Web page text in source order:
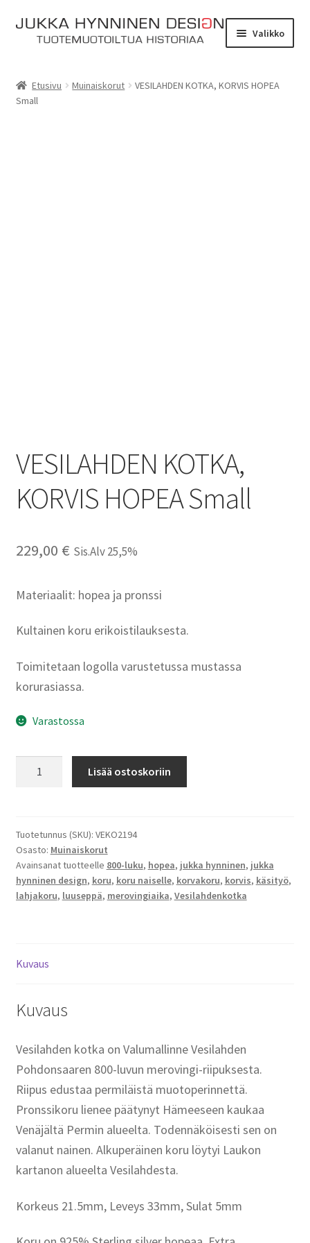
Siirry
navigointiin
Siirry
sisältöön
Valikko
Tarinat
Etusivu Muinaiskorut
VESILAHDEN KOTKA, KORVIS HOPEA
Small
VESILAHDEN KOTKA,
KORVIS HOPEA Small
229,00 € Sis.Alv 25,5%
Materiaalit: hopea ja pronssi
Kultainen koru erikoistilauksesta.
Toimitetaan logolla varustetussa mustassa
korurasiassa.
Varastossa
Small
määrä
Lisää ostoskoriin
Tuotetunnus (SKU): VEKO2194
Osasto: Muinaiskorut
Avainsanat tuotteelle 800-luku, hopea, jukka hynninen, jukka
hynninen design, koru, koru naiselle, korvakoru, korvis, käsityö,
lahjakoru, luuseppä, merovingiaika, Vesilahdenkotka
Kuvaus
Kuvaus
Vesilahden kotka on Valumallinne Vesilahden
Pohdonsaaren 800-luvun merovingi-riipuksesta.
Riipus edustaa permiläistä muotoperinnettä.
Pronssikoru lienee päätynyt Hämeeseen kaukaa
Venäjältä Permin alueelta. Todennäköisesti sen on
valanut nainen. Alkuperäinen koru löytyi Laukon
kartanon alueelta Vesilahdesta.
Korkeus 21.5mm, Leveys 33mm, Sulat 5mm